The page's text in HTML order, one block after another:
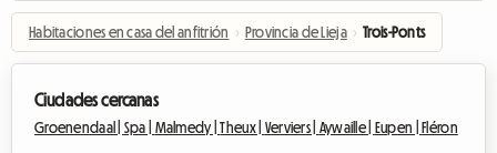
Habitaciones en casa del anfitrión › Provincia de Lieja › Trois-Ponts
Ciudades cercanas
Groenendaal | Spa | Malmedy |Theux | Verviers | Aywaille | Eupen | Fléron